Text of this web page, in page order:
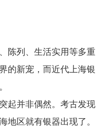
列、生活实用等多重
的新宠，而近代上海银
并非偶然。考古发现
地区就有银器出现了。